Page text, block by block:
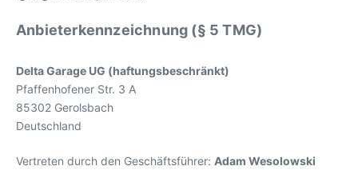
Anbieterkennzeichnung (§ 5 TMG)
Delta Garage UG (haftungsbeschränkt)
Pfaffenhofener Str. 3 A
85302 Gerolsbach
Deutschland
Vertreten durch den Geschäftsführer: Adam Wesolowski